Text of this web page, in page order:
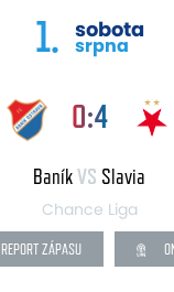
1. sobota
srpna
0:4
BaníkVS Slavia
Chance Liga
REPORT ZÁPASU